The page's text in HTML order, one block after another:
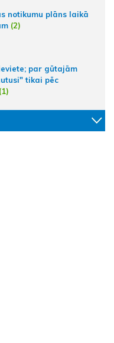
notikumu plāns laikā
(2)
par gūtajām
tikai pēc
(1)